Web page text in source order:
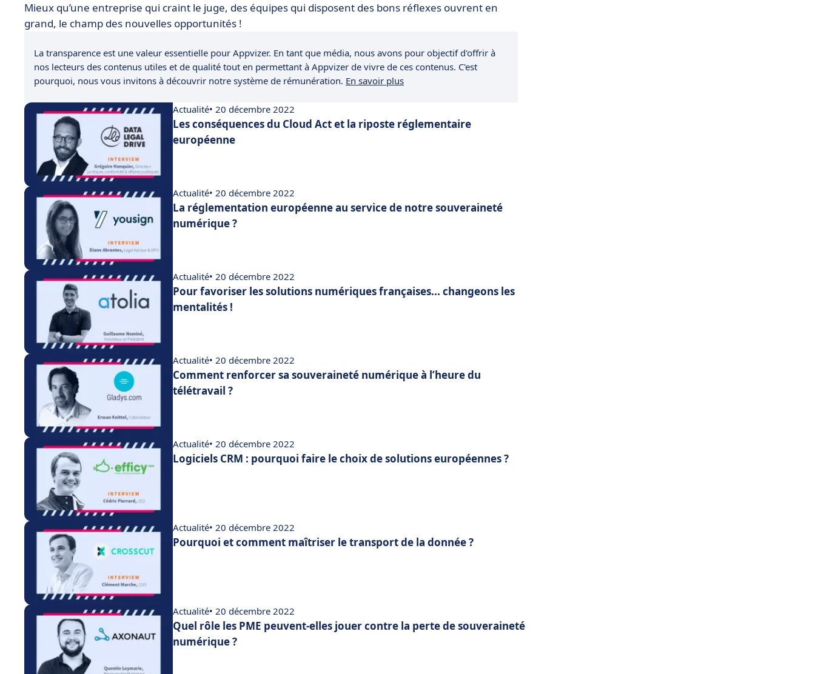
Mieux qu’une entreprise qui craint le juge, des équipes qui disposent des bons réflexes ouvrent en
grand, le champ des nouvelles opportunités !
La transparence est une valeur essentielle pour Appvizer. En tant que média, nous avons pour objectif d'offrir à
nos lecteurs des contenus utiles et de qualité tout en permettant à Appvizer de vivre de ces contenus. C'est
pourquoi, nous vous invitons à découvrir notre système de rémunération. En savoir plus
Actualité• 20 décembre 2022
Les conséquences du Cloud Act et la riposte réglementaire
européenne
Actualité• 20 décembre 2022
La réglementation européenne au service de notre souveraineté
numérique ?
Actualité• 20 décembre 2022
Pour favoriser les solutions numériques françaises... changeons les
mentalités !
Actualité• 20 décembre 2022
Comment renforcer sa souveraineté numérique à l’heure du
télétravail ?
Actualité• 20 décembre 2022
Logiciels CRM : pourquoi faire le choix de solutions européennes ?
Actualité• 20 décembre 2022
Pourquoi et comment maîtriser le transport de la donnée ?
Actualité• 20 décembre 2022
Quel rôle les PME peuvent-elles jouer contre la perte de souveraineté
numérique ?